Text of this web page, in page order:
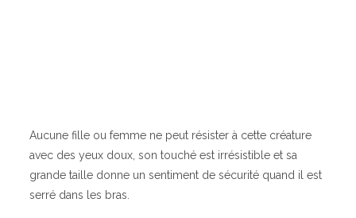
Aucune fille ou femme ne peut résister à cette créature
avec des yeux doux, son touché est irrésistible et sa
grande taille donne un sentiment de sécurité quand il est
serré dans les bras.